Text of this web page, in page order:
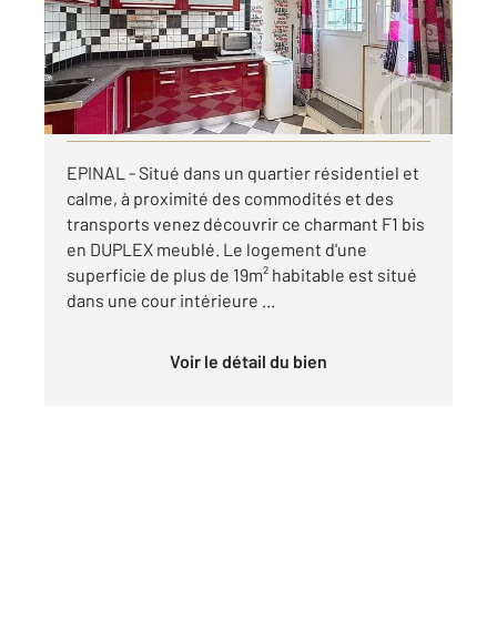
Appartement F1 à louer
480 €
par mois charges comprises
Visiter le site dédié
EPINAL - Situé dans un quartier résidentiel et
calme, à proximité des commodités et des
transports venez découvrir ce charmant F1 bis
en DUPLEX meublé. Le logement d'une
superficie de plus de 19m² habitable est situé
dans une cour intérieure ...
Voir le détail du bien